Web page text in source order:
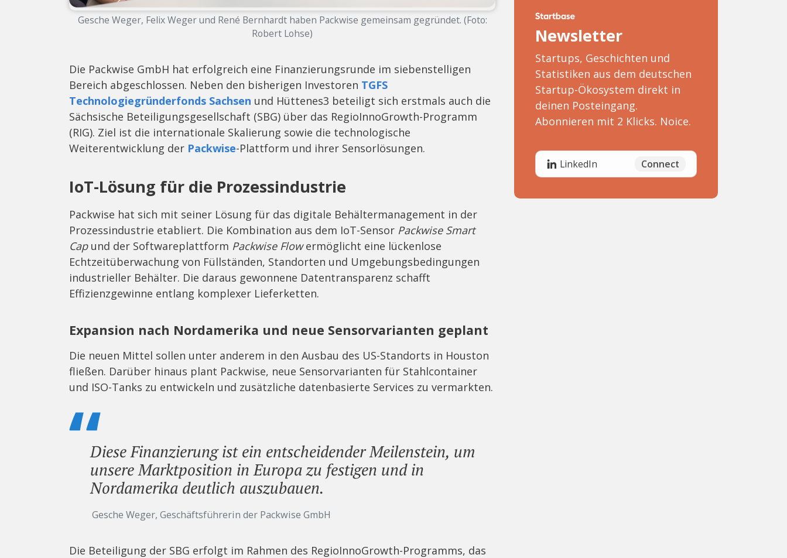
Gesche Weger, Felix Weger und René Bernhardt haben Packwise gemeinsam gegründet. (Foto:
Robert Lohse)
Die Packwise GmbH hat erfolgreich eine Finanzierungsrunde im siebenstelligen
Bereich abgeschlossen. Neben den bisherigen Investoren TGFS
Technologiegründerfonds Sachsen und Hüttenes3 beteiligt sich erstmals auch die
Sächsische Beteiligungsgesellschaft (SBG) über das RegioInnoGrowth-Programm
(RIG). Ziel ist die internationale Skalierung sowie die technologische
Weiterentwicklung der Packwise-Plattform und ihrer Sensorlösungen.
IoT-Lösung für die Prozessindustrie
Packwise hat sich mit seiner Lösung für das digitale Behältermanagement in der
Prozessindustrie etabliert. Die Kombination aus dem IoT-Sensor Packwise Smart
Capund der Softwareplattform Packwise Flowermöglicht eine lückenlose
Echtzeitüberwachung von Füllständen, Standorten und Umgebungsbedingungen
industrieller Behälter. Die daraus gewonnene Datentransparenz schafft
Effizienzgewinne entlang komplexer Lieferketten.
Expansion nach Nordamerika und neue Sensorvarianten geplant
Die neuen Mittel sollen unter anderem in den Ausbau des US-Standorts in Houston
fließen. Darüber hinaus plant Packwise, neue Sensorvarianten für Stahlcontainer
und ISO-Tanks zu entwickeln und zusätzliche datenbasierte Services zu vermarkten.
Diese Finanzierung ist ein entscheidender Meilenstein, um
unsere Marktposition in Europa zu festigen und in
Nordamerika deutlich auszubauen.
Gesche Weger, Geschäftsführerin der Packwise GmbH
Die Beteiligung der SBG erfolgt im Rahmen des RegioInnoGrowth-Programms, das
Newsletter
Startups, Geschichten und
Statistiken aus dem deutschen
Startup-Ökosystem direkt in
deinen Posteingang.
Abonnieren mit 2 Klicks. Noice.
LinkedIn Connect